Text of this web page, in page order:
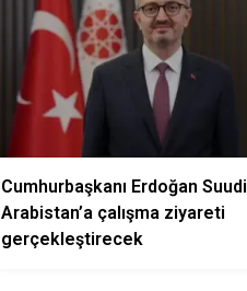
Cumhurbaşkanı Erdoğan Suudi
Arabistan’a çalışma ziyareti
gerçekleştirecek